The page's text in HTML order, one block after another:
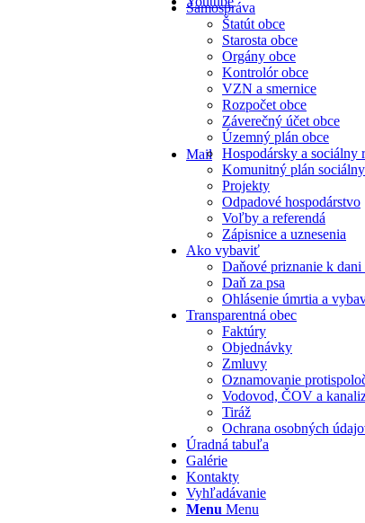
Mail
Samospráva
Štatút obce
Starosta obce
Orgány obce
Kontrolór obce
VZN a smernice
Rozpočet obce
Záverečný účet obce
Územný plán obce
Hospodársky a sociálny
Komunitný plán
Projekty
Odpadové hospodárstvo
Voľby a referendá
Zápisnice a uznesenia
Ako vybaviť
Daňové priznanie k
Daň za psa
Ohlásenie úmrtia a
Transparentná obec
Faktúry
Objednávky
Zmluvy
Oznamovanie
Vodovod, ČOV a
Tiráž
Ochrana osobných
Úradná tabuľa
Galérie
Kontakty
Vyhľadávanie
Menu Menu